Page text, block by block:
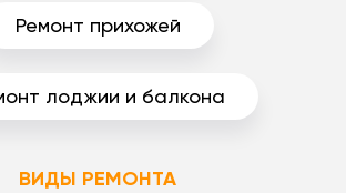
Ремонт прихожей
лоджии и балкона
ВИДЫ РЕМОНТА